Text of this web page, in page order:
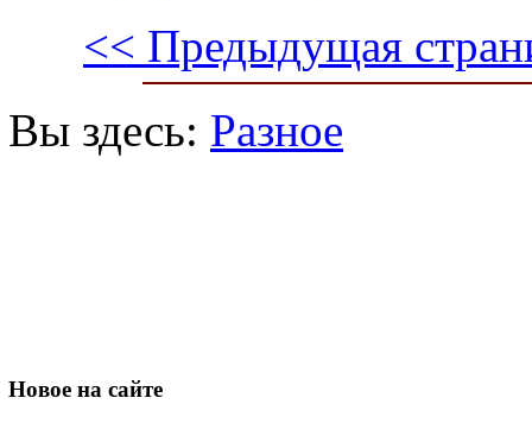
<< Предыдущая
Вы здесь: Разное
Новое на сайте